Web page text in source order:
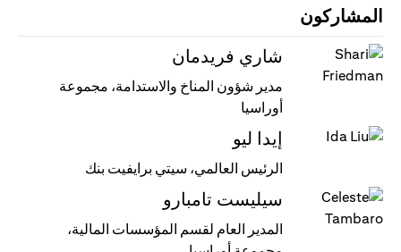
المشاركون
شاري فريدمان
مدير شؤون المناخ والاستدامة، مجموعة
أوراسيا
إيدا ليو
الرئيس العالمي، سيتي برايفيت بنك
سيليست تامبارو
المدير العام لقسم المؤسسات المالية،